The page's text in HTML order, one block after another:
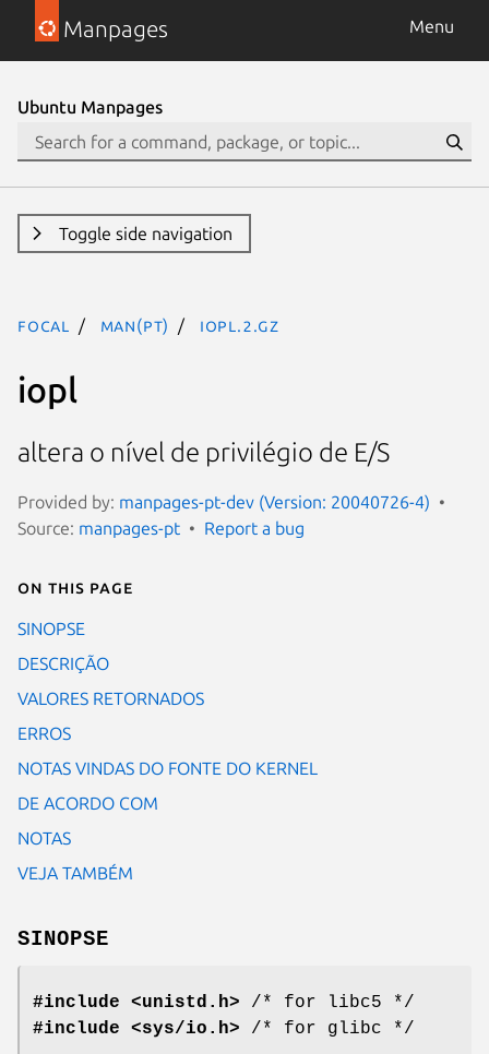
Manpages Menu
Ubuntu Manpages
Toggle side navigation
focal man(pt) iopl.2.gz
iopl
altera o nível de privilégio de E/S
Provided by: manpages-pt-dev (Version: 20040726-4)
Source: manpages-pt Report a bug
On this page
SINOPSE
DESCRIÇÃO
VALORES RETORNADOS
ERROS
NOTAS VINDAS DO FONTE DO KERNEL
DE ACORDO COM
NOTAS
VEJA TAMBÉM
SINOPSE
#include <unistd.h> /* for libc5 */
#include <sys/io.h> /* for glibc */